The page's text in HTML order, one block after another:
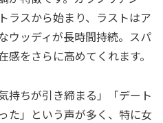
ラスから始まり、ラストはア
ウッディが長時間持続。スパ
をさらに高めてくれます。
持ちが引き締まる」「デート
た」という声が多く、特に女